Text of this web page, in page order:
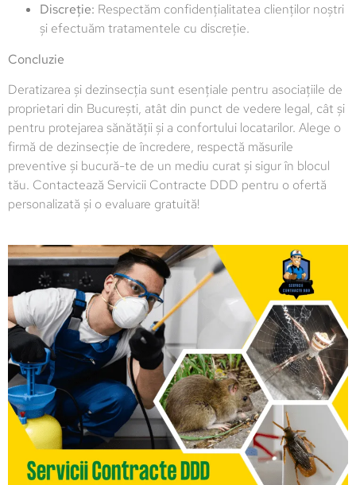
Discreție: Respectăm confidențialitatea clienților noștri
și efectuăm tratamentele cu discreție.
Concluzie
Deratizarea și dezinsecția sunt esențiale pentru asociațiile de
proprietari din București, atât din punct de vedere legal, cât și
pentru protejarea sănătății și a confortului locatarilor. Alege o
firmă de dezinsecție de încredere, respectă măsurile
preventive și bucură-te de un mediu curat și sigur în blocul
tău. Contactează Servicii Contracte DDD pentru o ofertă
personalizată și o evaluare gratuită!